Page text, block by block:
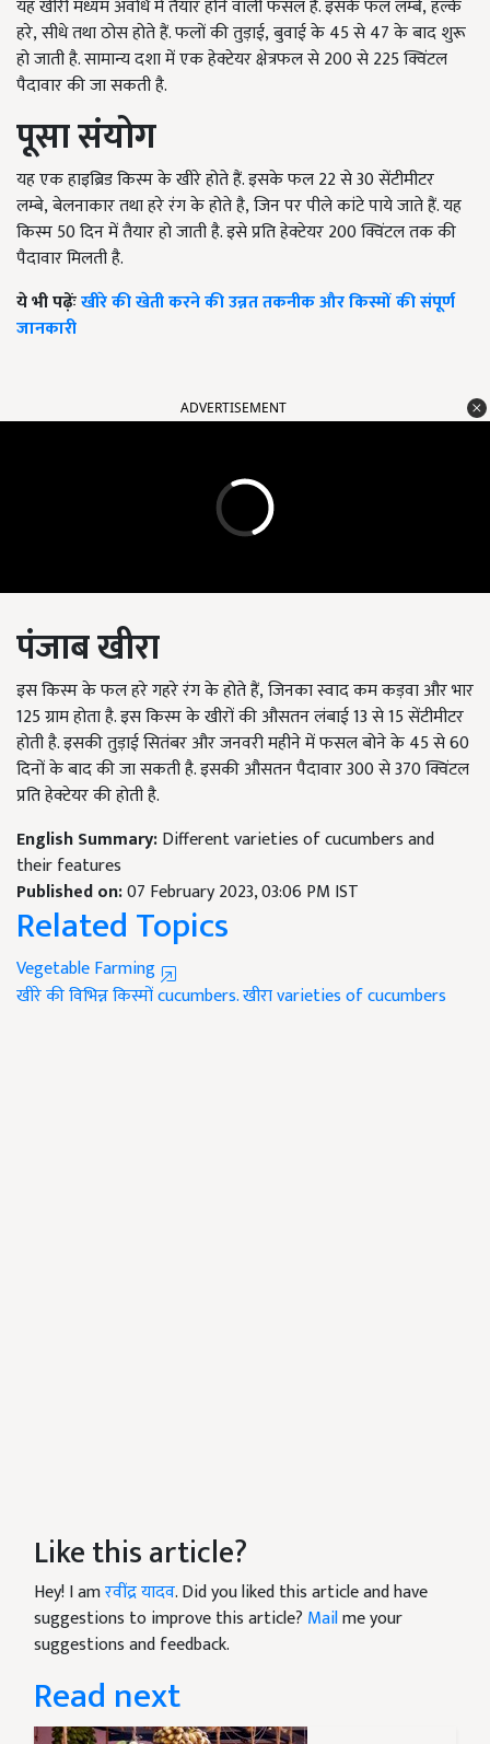
यह खीरी मध्यम अवधि में तैयार होने वाली फसल है. इसके फल लम्बे,हल्के
हरे,सीधे तथा ठोस होते हैं. फलों की तुड़ाई,बुवाई के 45 से 47 के बाद शुरू
हो जाती है. सामान्य दशा में एक हेक्टेयर क्षेत्रफल से 200 से 225 क्विंटल
पैदावार की जा सकती है.
पूसा संयोग
यह एक हाइब्रिड किस्म के खीरे होते हैं. इसके फल 22 से 30 सेंटीमीटर
लम्बे,बेलनाकार तथा हरे रंग के होते है,जिन पर पीले कांटे पाये जाते हैं. यह
किस्म 50 दिन में तैयार हो जाती है. इसे प्रति हेक्टेयर 200 क्विंटल तक की
पैदावार मिलती है.
ये भी पढ़ेंःखीरे की खेती करने की उन्नत तकनीक और किस्मों की संपूर्ण
जानकारी
ADVERTISEMENT
पंजाब खीरा
इस किस्म के फल हरे गहरे रंग के होते हैं,जिनका स्वाद कम कड़वा और भार
125 ग्राम होता है. इस किस्म के खीरों की औसतन लंबाई 13 से 15 सेंटीमीटर
होती है. इसकी तुड़ाई सितंबर और जनवरी महीने में फसल बोने के 45 से 60
दिनों के बाद की जा सकती है. इसकी औसतन पैदावार 300 से 370 क्विंटल
प्रति हेक्टेयर की होती है.
English Summary:Different varieties of cucumbers and
their features
Published on:07 February 2023, 03:06 PM IST
Related Topics
Vegetable Farming
खीरे की विभिन्न किस्मोंcucumbers.खीराvarieties of cucumbers
Like this article?
Hey! I amरवींद्र यादव. Did you liked this article and have
suggestions to improve this article? Mailme your
suggestions and feedback.
Read next